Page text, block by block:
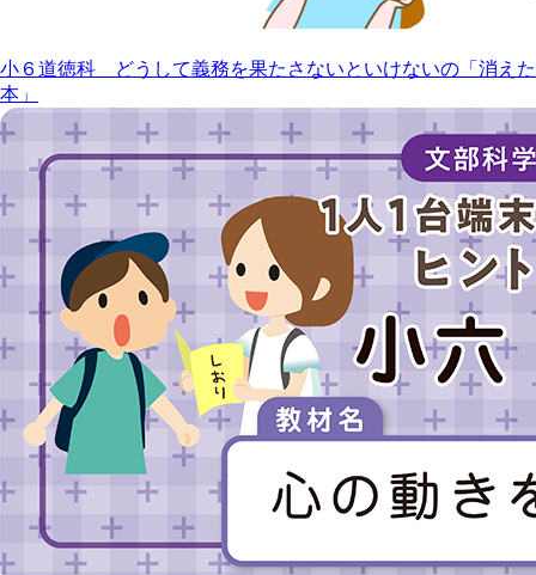
小６道徳科 どうして義務を果たさないといけないの「消えた
本」